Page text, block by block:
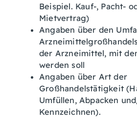
Beispiel. Kauf-, Pacht-
Mietvertrag)
Angaben über den
der Arzneimittel, mit
werden soll
Angaben über Art der
Großhandelstätigkeit
Umfüllen, Abpacken
Kennzeichnen).